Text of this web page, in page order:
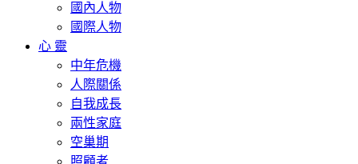
國內人物
國際人物
心 靈
中年危機
人際關係
自我成長
兩性家庭
空巢期
照顧者